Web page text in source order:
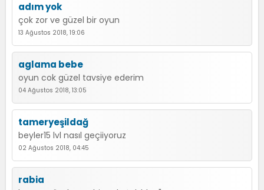
adım yok
çok zor ve güzel bir oyun
13 Ağustos 2018, 19:06
aglama bebe
oyun cok güzel tavsiye ederim
04 Ağustos 2018, 13:05
tameryeşildağ
beyler15 lvl nasıl geçiiyoruz
02 Ağustos 2018, 04:45
rabia